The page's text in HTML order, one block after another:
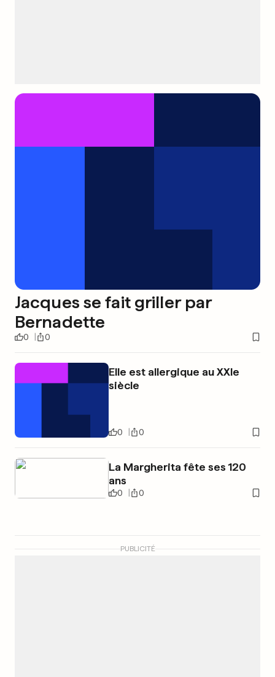
Jacques se fait griller par
Bernadette
0 0
Elle est allergique au XXIe
siècle
0 0
La Margherita fête ses 120
ans
0 0
PUBLICITÉ